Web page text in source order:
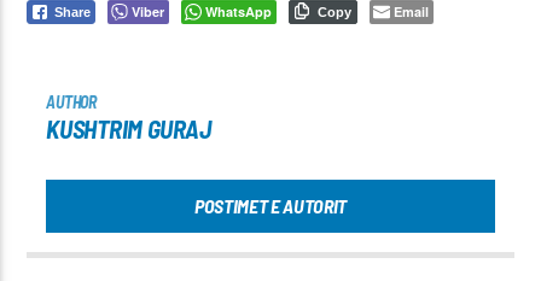
Share Viber WhatsApp Copy Email
AUTHOR
KUSHTRIM GURAJ
POSTIMET E AUTORIT